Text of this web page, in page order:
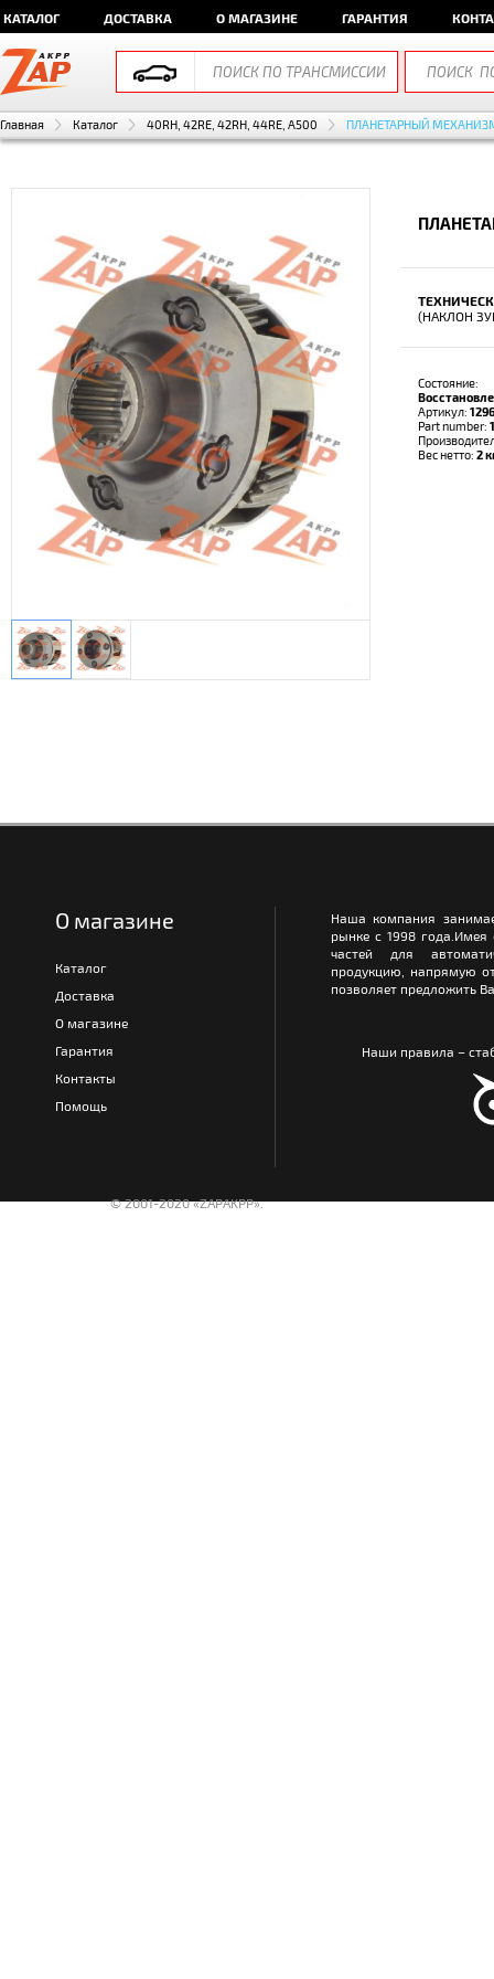
КАТАЛОГ ДОСТАВКА О МАГАЗИНЕ ГАРАНТИЯ
Главная Каталог 40RH, 42RE, 42RH, 44RE, A500 ПЛАНЕТАРНЫЙ
(НАКЛОН
Состояние:
Артикул:
Part number:
Вес нетто: 2
О магазине
Каталог
Доставка
О магазине
Гарантия
Контакты
Помощь
Наша компания
рынке с 1998
частей для
продукцию, напрямую
позволяет предложить
Наши правила –
© 2001-2020 «ZAPAKPP».